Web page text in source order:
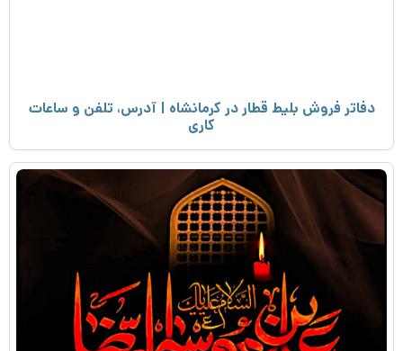
دفاتر فروش بلیط قطار در کرمانشاه | آدرس، تلفن و ساعات
کاری